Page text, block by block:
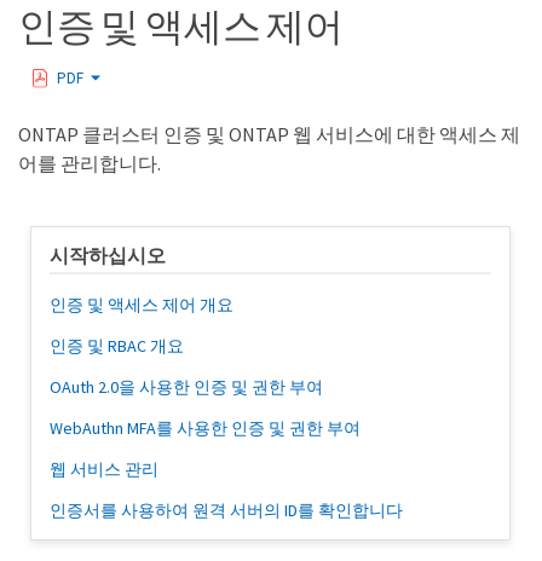
인증 및 액세스 제어
PDF
ONTAP 클러스터 인증 및 ONTAP 웹 서비스에 대한 액세스 제
어를 관리합니다.
시작하십시오
인증 및 액세스 제어 개요
인증 및 RBAC 개요
OAuth 2.0을 사용한 인증 및 권한 부여
WebAuthn MFA를 사용한 인증 및 권한 부여
웹 서비스 관리
인증서를 사용하여 원격 서버의 ID를 확인합니다